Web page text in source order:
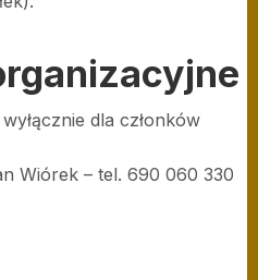
dla członków
Wiórek – tel. 690 060 330